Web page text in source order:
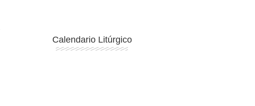
Calendario Litúrgico